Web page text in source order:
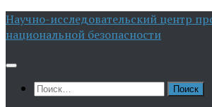
Перейти
к
Научно-исследовательский центр
национальной безопасности
Найти: